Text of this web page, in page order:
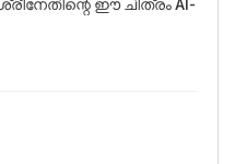
ഈ ചിത്രം AI-